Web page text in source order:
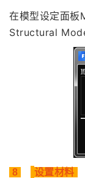
在模型设定面
Structural
8 设置材料